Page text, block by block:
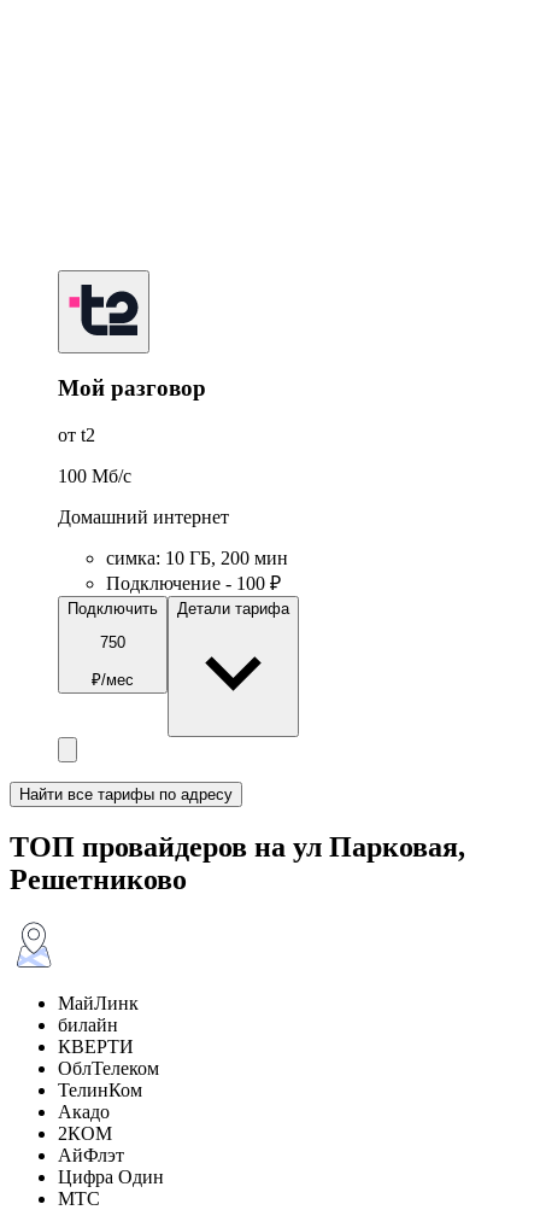
Мой разговор
от t2
100 Мб/c
Домашний интернет
симка: 10 ГБ, 200 мин
Подключение - 100 ₽
Подключить
750
₽/мес
Детали тарифа
Найти все тарифы по адресу
ТОП провайдеров на ул Парковая,
Решетниково
МайЛинк
билайн
КВЕРТИ
ОблТелеком
ТелинКом
Акадо
2КОМ
АйФлэт
Цифра Один
МТС